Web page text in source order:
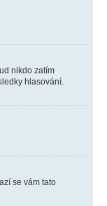
nikdo zatím
hlasování.
se vám tato